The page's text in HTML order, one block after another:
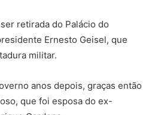
retirada do Palácio do
Ernesto Geisel, que
militar.
anos depois, graças então
que foi esposa do ex-